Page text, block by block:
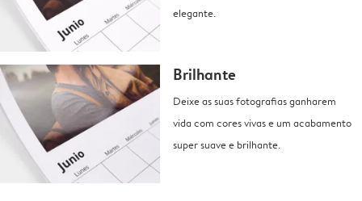
elegante.
Brilhante
Deixe as suas fotografias ganharem
vida com cores vivas e um acabamento
super suave e brilhante.